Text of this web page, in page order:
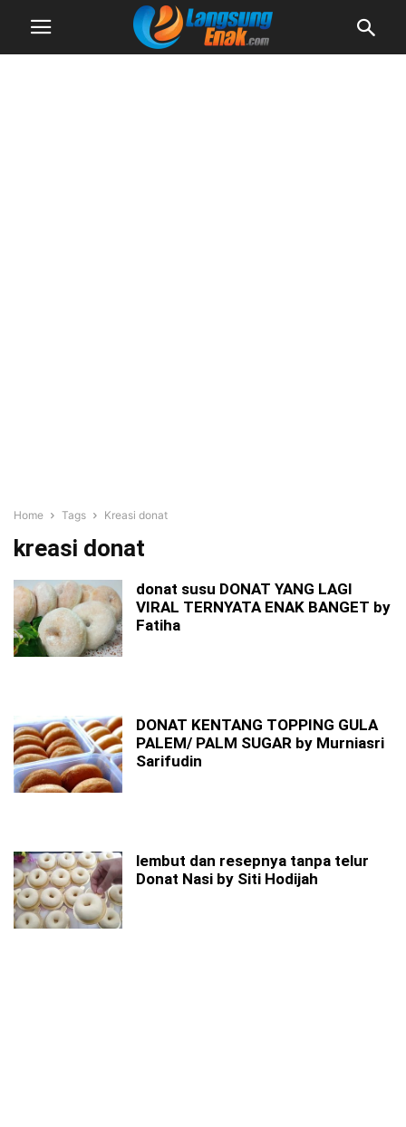
Home Tags Kreasi donat
kreasi donat
donat susu DONAT YANG LAGI
VIRAL TERNYATA ENAK BANGET by
Fatiha
DONAT KENTANG TOPPING GULA
PALEM/ PALM SUGAR by Murniasri
Sarifudin
lembut dan resepnya tanpa telur
Donat Nasi by Siti Hodijah